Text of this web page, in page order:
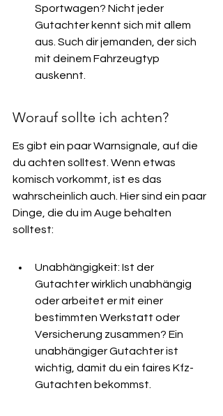
Sportwagen? Nicht jeder
Gutachter kennt sich mit allem
aus. Such dir jemanden, der sich
mit deinem Fahrzeugtyp
auskennt.
Worauf sollte ich achten?
Es gibt ein paar Warnsignale, auf die
du achten solltest. Wenn etwas
komisch vorkommt, ist es das
wahrscheinlich auch. Hier sind ein paar
Dinge, die du im Auge behalten
solltest:
Unabhängigkeit: Ist der
Gutachter wirklich unabhängig
oder arbeitet er mit einer
bestimmten Werkstatt oder
Versicherung zusammen? Ein
unabhängiger Gutachter ist
wichtig, damit du ein faires Kfz-
Gutachten bekommst.